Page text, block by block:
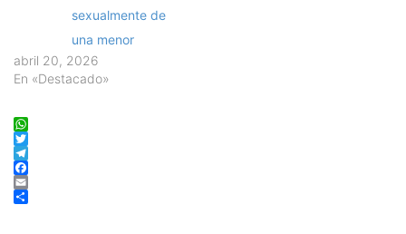
sexualmente de
una menor
abril 20, 2026
En «Destacado»
WhatsApp
Twitter
Telegram
Facebook
Email